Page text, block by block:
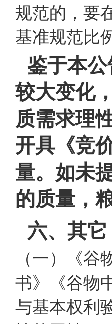
规范的，要
基准规范比
鉴于本
较大变化
质需求理
开具《竞
量。如未
的质量，
六、其它
（一）《
书》《谷物
与基本权利